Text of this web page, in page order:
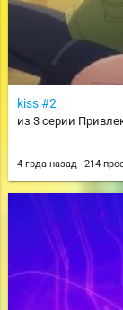
kiss #2
из 3 серии
4 года назад 214